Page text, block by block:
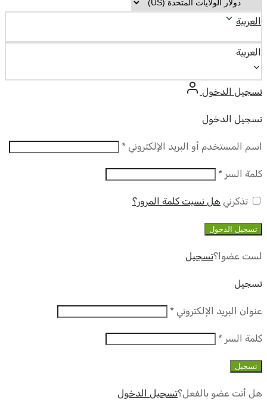
العربية
العربية
تسجيل الدخول
تسجيل الدخول
اسم المستخدم أو البريد الإلكتروني * مطلوب
كلمة السر * مطلوب
تذكرني هل نسيت كلمة المرور؟
تسجيل الدخول
لست عضوا؟تسجيل
تسجيل
عنوان البريد الإلكتروني * مطلوب
كلمة السر * مطلوب
تسجيل
هل أنت عضو بالفعل؟تسجيل الدخول